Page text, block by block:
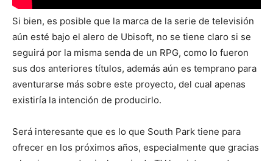
Si bien, es posible que la marca de la serie de televisión
aún esté bajo el alero de Ubisoft, no se tiene claro si se
seguirá por la misma senda de un RPG, como lo fueron
sus dos anteriores títulos, además aún es temprano para
aventurarse más sobre este proyecto, del cual apenas
existiría la intención de producirlo.
Será interesante que es lo que South Park tiene para
ofrecer en los próximos años, especialmente que gracias